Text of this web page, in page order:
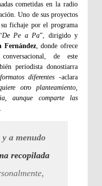
cometidas en la radio
Uno de sus proyectos
su fichaje por el programa
De Pe a Pa”, dirigido y
Fernández, donde ofrece
de este
periodista donostiarra
diferentes -aclara
otro planteamiento,
aunque comparte las
a menudo
recopilada